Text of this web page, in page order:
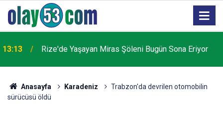
13:13 Rize'de Yaşayan Miras Şöleni Bugün Sona Eriyor
Anasayfa Karadeniz
Trabzon'da devrilen otomobilin
sürücüsü öldü